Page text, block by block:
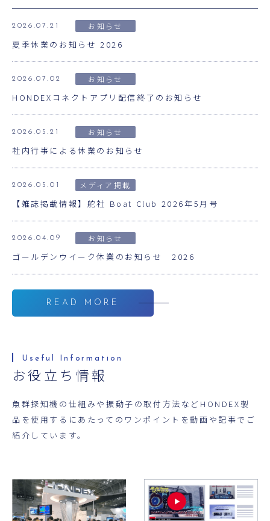
2026.07.21 お知らせ
夏季休業のお知らせ 2026
2026.07.02 お知らせ
HONDEXコネクトアプリ配信終了のお知らせ
2026.05.21 お知らせ
社内行事による休業のお知らせ
2026.05.01 メディア掲載
【雑誌掲載情報】舵社 Boat Club 2026年5月号
2026.04.09 お知らせ
ゴールデンウイーク休業のお知らせ 2026
READ MORE
お役立ち情報
魚群探知機の仕組みや振動子の取付方法などHONDEX製
品を使用するにあたってのワンポイントを動画や記事でご
紹介しています。